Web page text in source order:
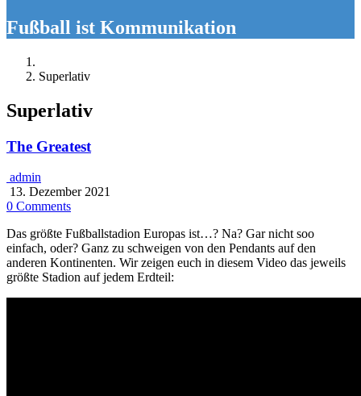
Fußball ist Kommunikation
Superlativ
Superlativ
The Greatest
admin
13. Dezember 2021
0 Comments
Das größte Fußballstadion Europas ist…? Na? Gar nicht soo
einfach, oder? Ganz zu schweigen von den Pendants auf den
anderen Kontinenten. Wir zeigen euch in diesem Video das jeweils
größte Stadion auf jedem Erdteil: